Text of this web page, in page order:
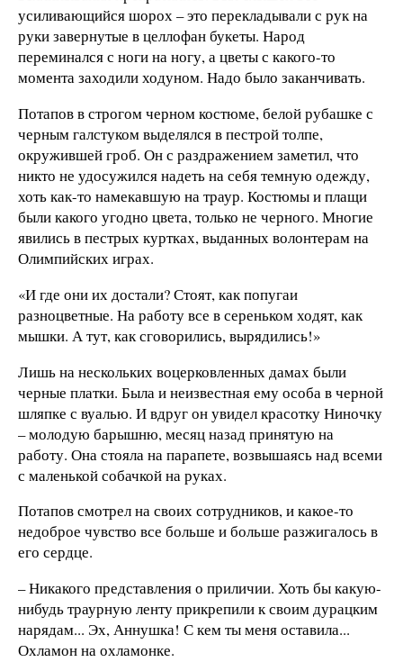
усиливающийся шорох – это перекладывали с рук на
руки завернутые в целлофан букеты. Народ
переминался с ноги на ногу, а цветы с какого-то
момента заходили ходуном. Надо было заканчивать.
Потапов в строгом черном костюме, белой рубашке с
черным галстуком выделялся в пестрой толпе,
окружившей гроб. Он с раздражением заметил, что
никто не удосужился надеть на себя темную одежду,
хоть как-то намекавшую на траур. Костюмы и плащи
были какого угодно цвета, только не черного. Многие
явились в пестрых куртках, выданных волонтерам на
Олимпийских играх.
«И где они их достали? Стоят, как попугаи
разноцветные. На работу все в сереньком ходят, как
мышки. А тут, как сговорились, вырядились!»
Лишь на нескольких воцерковленных дамах были
черные платки. Была и неизвестная ему особа в черной
шляпке с вуалью. И вдруг он увидел красотку Ниночку
– молодую барышню, месяц назад принятую на
работу. Она стояла на парапете, возвышаясь над всеми
с маленькой собачкой на руках.
Потапов смотрел на своих сотрудников, и какое-то
недоброе чувство все больше и больше разжигалось в
его сердце.
– Никакого представления о приличии. Хоть бы какую-
нибудь траурную ленту прикрепили к своим дурацким
нарядам... Эх, Аннушка! С кем ты меня оставила...
Охламон на охламонке.